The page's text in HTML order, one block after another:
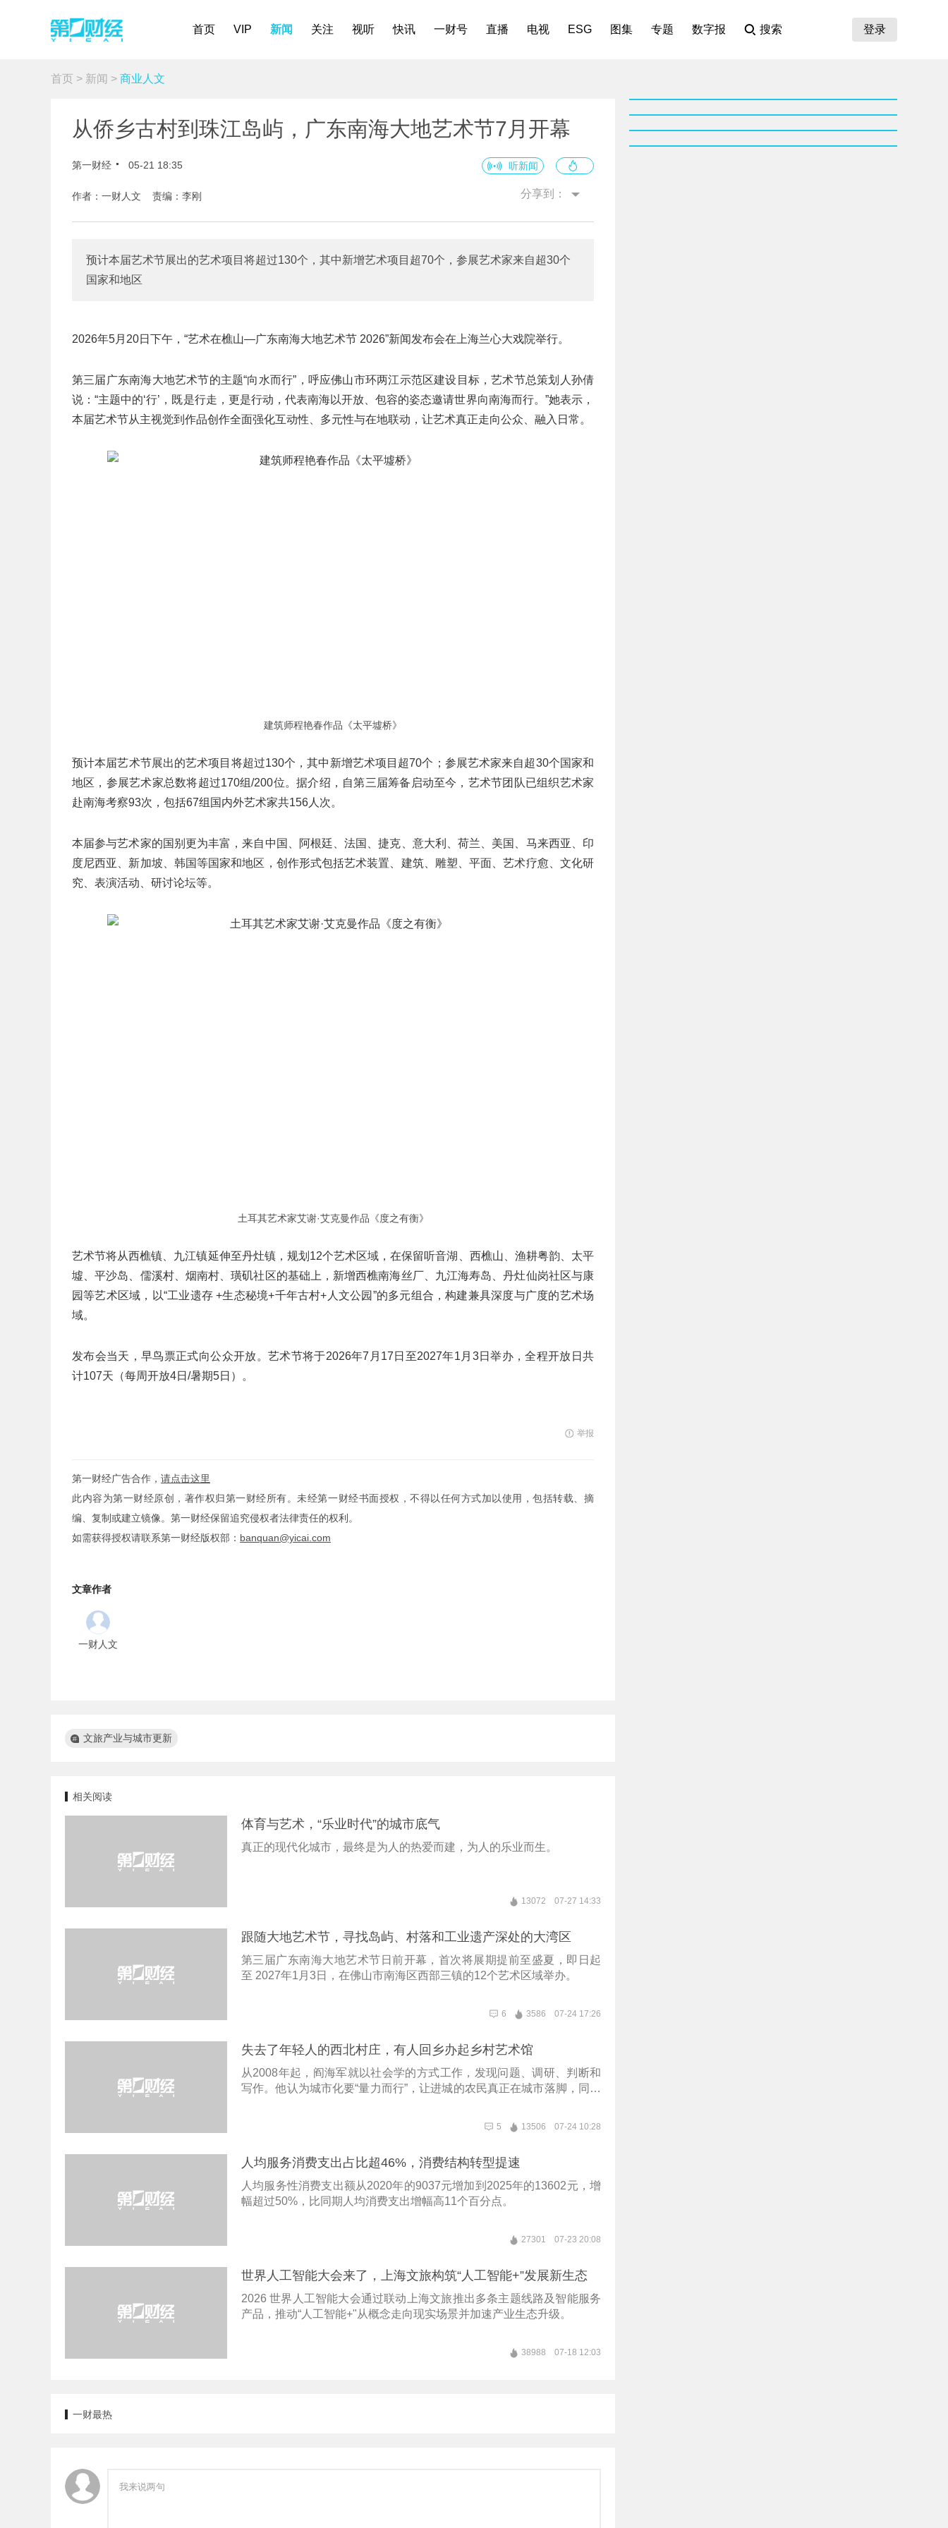
首页 VIP 新闻 关注 视听 快讯 一财号 直播 电视 ESG 图集 专题 数字报 搜索 登录
首页 > 新闻 > 商业人文
从侨乡古村到珠江岛屿，广东南海大地艺术节7月开幕
第一财经 05-21 18:35 听新闻
作者：一财人文 责编：李刚 分享到：
预计本届艺术节展出的艺术项目将超过130个，其中新增艺术项目超70个，参展艺术家来自超30个
国家和地区
2026年5月20日下午，“艺术在樵山—广东南海大地艺术节 2026”新闻发布会在上海兰心大戏院举行。
第三届广东南海大地艺术节的主题“向水而行”，呼应佛山市环两江示范区建设目标，艺术节总策划人孙倩
说：“主题中的‘行’，既是行走，更是行动，代表南海以开放、包容的姿态邀请世界向南海而行。”她表示，
本届艺术节从主视觉到作品创作全面强化互动性、多元性与在地联动，让艺术真正走向公众、融入日常。
建筑师程艳春作品《太平墟桥》
预计本届艺术节展出的艺术项目将超过130个，其中新增艺术项目超70个；参展艺术家来自超30个国家和
地区，参展艺术家总数将超过170组/200位。据介绍，自第三届筹备启动至今，艺术节团队已组织艺术家
赴南海考察93次，包括67组国内外艺术家共156人次。
本届参与艺术家的国别更为丰富，来自中国、阿根廷、法国、捷克、意大利、荷兰、美国、马来西亚、印
度尼西亚、新加坡、韩国等国家和地区，创作形式包括艺术装置、建筑、雕塑、平面、艺术疗愈、文化研
究、表演活动、研讨论坛等。
土耳其艺术家艾谢·艾克曼作品《度之有衡》
艺术节将从西樵镇、九江镇延伸至丹灶镇，规划12个艺术区域，在保留听音湖、西樵山、渔耕粤韵、太平
墟、平沙岛、儒溪村、烟南村、璜矶社区的基础上，新增西樵南海丝厂、九江海寿岛、丹灶仙岗社区与康
园等艺术区域，以“工业遗存 +生态秘境+千年古村+人文公园”的多元组合，构建兼具深度与广度的艺术场
域。
发布会当天，早鸟票正式向公众开放。艺术节将于2026年7月17日至2027年1月3日举办，全程开放日共
计107天（每周开放4日/暑期5日）。
举报
第一财经广告合作， 请点击这里
此内容为第一财经原创，著作权归第一财经所有。未经第一财经书面授权，不得以任何方式加以使用，包括转载、摘
编、复制或建立镜像。第一财经保留追究侵权者法律责任的权利。
如需获得授权请联系第一财经版权部： banquan@yicai.com
文章作者
一财人文
文旅产业与城市更新
相关阅读
体育与艺术，“乐业时代”的城市底气
真正的现代化城市，最终是为人的热爱而建，为人的乐业而生。
13072 07-27 14:33
跟随大地艺术节，寻找岛屿、村落和工业遗产深处的大湾区
第三届广东南海大地艺术节日前开幕，首次将展期提前至盛夏，即日起
至 2027年1月3日，在佛山市南海区西部三镇的12个艺术区域举办。
6 3586 07-24 17:26
失去了年轻人的西北村庄，有人回乡办起乡村艺术馆
从2008年起，阎海军就以社会学的方式工作，发现问题、调研、判断和
写作。他认为城市化要“量力而行”，让进城的农民真正在城市落脚，同时
5 13506 07-24 10:28
人均服务消费支出占比超46%，消费结构转型提速
人均服务性消费支出额从2020年的9037元增加到2025年的13602元，增
幅超过50%，比同期人均消费支出增幅高11个百分点。
27301 07-23 20:08
世界人工智能大会来了，上海文旅构筑“人工智能+”发展新生态
2026 世界人工智能大会通过联动上海文旅推出多条主题线路及智能服务
产品，推动“人工智能+"从概念走向现实场景并加速产业生态升级。
38988 07-18 12:03
一财最热